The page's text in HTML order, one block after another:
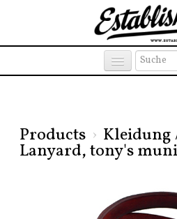
Products › Kleidung
Lanyard, tony's